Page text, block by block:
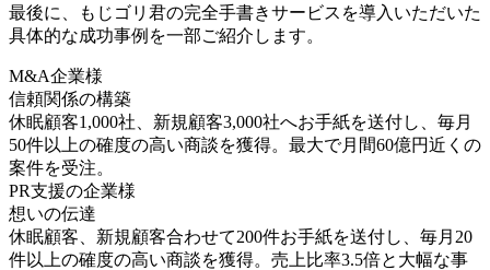
最後に、もじゴリ君の完全手書きサービスを導入いただいた
具体的な成功事例を一部ご紹介します。
M&A企業様
信頼関係の構築
休眠顧客1,000社、新規顧客3,000社へお手紙を送付し、毎月
50件以上の確度の高い商談を獲得。最大で月間60億円近くの
案件を受注。
PR支援の企業様
想いの伝達
休眠顧客、新規顧客合わせて200件お手紙を送付し、毎月20
件以上の確度の高い商談を獲得。売上比率3.5倍と大幅な事